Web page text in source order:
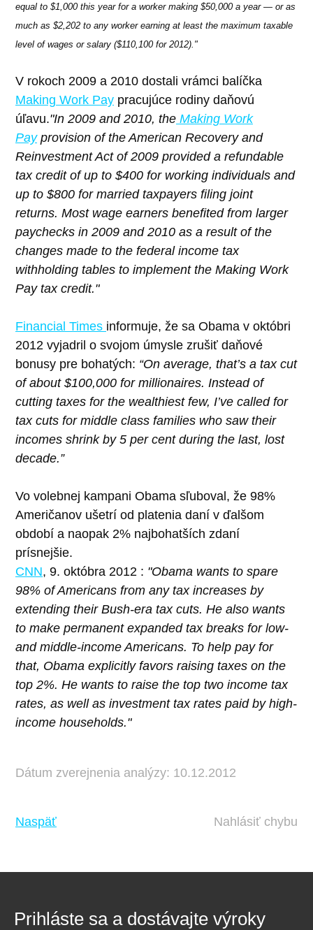
equal to $1,000 this year for a worker making $50,000 a year — or as
much as $2,202 to any worker earning at least the maximum taxable
level of wages or salary ($110,100 for 2012)."
V rokoch 2009 a 2010 dostali vrámci balíčka
Making Work Pay pracujúce rodiny daňovú
úľavu."In 2009 and 2010, the Making Work
Payprovision of the American Recovery and
Reinvestment Act of 2009 provided a refundable
tax credit of up to $400 for working individuals and
up to $800 for married taxpayers filing joint
returns. Most wage earners benefited from larger
paychecks in 2009 and 2010 as a result of the
changes made to the federal income tax
withholding tables to implement the Making Work
Pay tax credit."
Financial Times informuje, že sa Obama v októbri
2012 vyjadril o svojom úmysle zrušiť daňové
bonusy pre bohatých: “On average, that’s a tax cut
of about $100,000 for millionaires. Instead of
cutting taxes for the wealthiest few, I’ve called for
tax cuts for middle class families who saw their
incomes shrink by 5 per cent during the last, lost
decade.”
Vo volebnej kampani Obama sľuboval, že 98%
Američanov ušetrí od platenia daní v ďalšom
období a naopak 2% najbohatších zdaní
prísnejšie.
CNN, 9. októbra 2012 : "Obama wants to spare
98% of Americans from any tax increases by
extending their Bush-era tax cuts. He also wants
to make permanent expanded tax breaks for low-
and middle-income Americans. To help pay for
that, Obama explicitly favors raising taxes on the
top 2%. He wants to raise the top two income tax
rates, as well as investment tax rates paid by high-
income households."
Dátum zverejnenia analýzy: 10.12.2012
Naspäť Nahlásiť chybu
Prihláste sa a dostávajte výroky